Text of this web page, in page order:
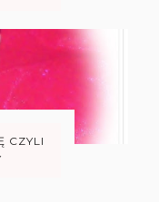
CZYLI